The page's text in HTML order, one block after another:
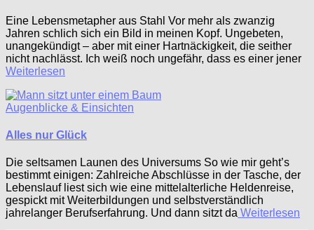
Eine Lebensmetapher aus Stahl Vor mehr als zwanzig
Jahren schlich sich ein Bild in meinen Kopf. Ungebeten,
unangekündigt – aber mit einer Hartnäckigkeit, die seither
nicht nachlässt. Ich weiß noch ungefähr, dass es einer jener
Weiterlesen
Augenblicke & Einsichten
Alles nur Glück
Die seltsamen Launen des Universums So wie mir geht’s
bestimmt einigen: Zahlreiche Abschlüsse in der Tasche, der
Lebenslauf liest sich wie eine mittelalterliche Heldenreise,
gespickt mit Weiterbildungen und selbstverständlich
jahrelanger Berufserfahrung. Und dann sitzt da Weiterlesen